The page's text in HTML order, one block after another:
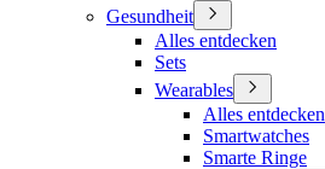
Gesundheit
Alles entdecken
Sets
Wearables
Alles entdecken
Smartwatches
Smarte Ringe